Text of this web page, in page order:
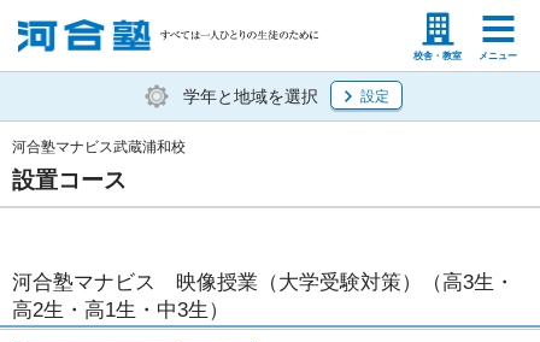
校舎・教室 メニュー
塾生の方 高等学校の先生
学年と地域を選択 設定
設置コース
河合塾マナビス武蔵浦和校
河合塾マナビス 映像授業（大学受験対策）（高3生・
高2生・高1生・中3生）